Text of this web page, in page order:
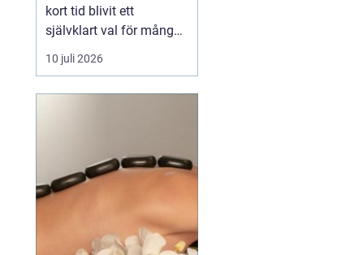
kort tid blivit ett
självklart val för många
som vill kombinera
komfort, funktion och
10 juli 2026